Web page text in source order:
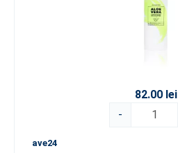
82.00 lei
-
ave24